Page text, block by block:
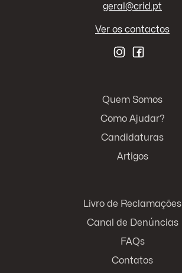
geral@crid.pt
Ver os contactos
Quem Somos
Como Ajudar?
Candidaturas
Artigos
Livro de Reclamações
Canal de Denúncias
FAQs
Contatos